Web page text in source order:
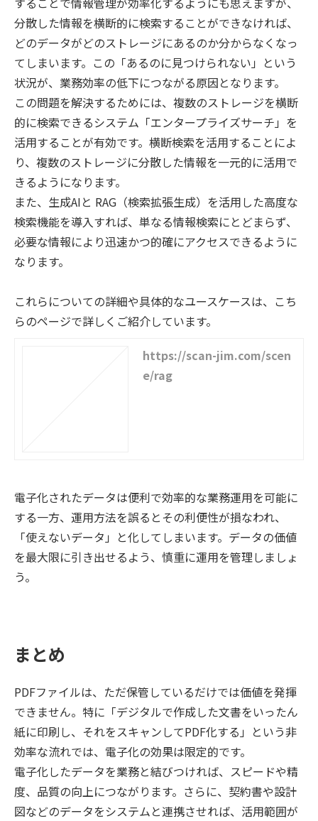
分散した情報を横断的に検索することができなければ、
どのデータがどのストレージにあるのか分からなくなっ
てしまいます。この「あるのに見つけられない」という
状況が、業務効率の低下につながる原因となります。
この問題を解決するためには、複数のストレージを横断
的に検索できるシステム「エンタープライズサーチ」を
活用することが有効です。横断検索を活用することによ
り、複数のストレージに分散した情報を一元的に活用で
きるようになります。
また、生成AIと RAG（検索拡張生成）を活用した高度な
検索機能を導入すれば、単なる情報検索にとどまらず、
必要な情報により迅速かつ的確にアクセスできるように
なります。
これらについての詳細や具体的なユースケースは、こち
らのページで詳しくご紹介しています。
https://scan-jim.com/scen
e/rag
電子化されたデータは便利で効率的な業務運用を可能に
する一方、運用方法を誤るとその利便性が損なわれ、
「使えないデータ」と化してしまいます。データの価値
を最大限に引き出せるよう、慎重に運用を管理しましょ
う。
まとめ
PDFファイルは、ただ保管しているだけでは価値を発揮
できません。特に「デジタルで作成した文書をいったん
紙に印刷し、それをスキャンしてPDF化する」という非
効率な流れでは、電子化の効果は限定的です。
電子化したデータを業務と結びつければ、スピードや精
度、品質の向上につながります。さらに、契約書や設計
図などのデータをシステムと連携させれば、活用範囲が